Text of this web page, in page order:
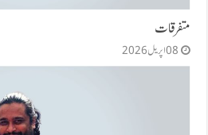
متفرقات
08 اپریل 2026